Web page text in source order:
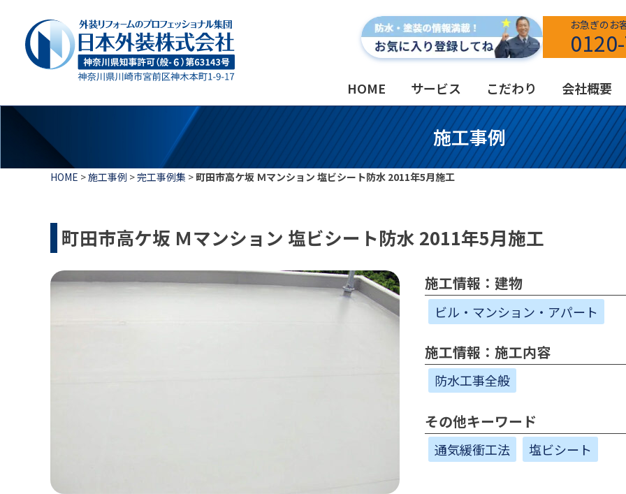
お急ぎのお
HOME サービス こだわり 会社概要
施工事例
HOME >施工事例 >完工事例集 > 町田市高ケ坂 Ｍマンション 塩ビシート防水 2011年5月施工
町田市高ケ坂 Ｍマンション 塩ビシート防水 2011年5月施工
施工情報：建物
ビル・マンション・アパート
施工情報：施工内容
防水工事全般
その他キーワード
通気緩衝工法 塩ビシート